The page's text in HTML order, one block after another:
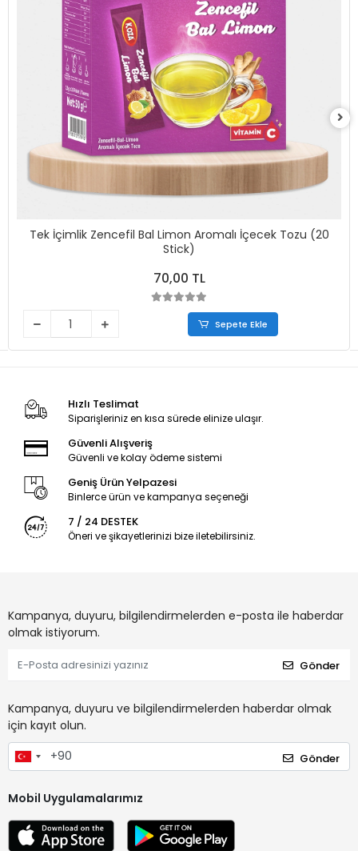
Tek İçimlik Zencefil Bal Limon Aromalı İçecek Tozu (20
Stick)
70,00 TL
Sepete Ekle
Hızlı Teslimat
Siparişleriniz en kısa sürede elinize ulaşır.
Güvenli Alışveriş
Güvenli ve kolay ödeme sistemi
Geniş Ürün Yelpazesi
Binlerce ürün ve kampanya seçeneği
7 / 24 DESTEK
Öneri ve şikayetlerinizi bize iletebilirsiniz.
Kampanya, duyuru, bilgilendirmelerden e-posta ile haberdar
olmak istiyorum.
Gönder
Kampanya, duyuru ve bilgilendirmelerden haberdar olmak
için kayıt olun.
Gönder
Mobil Uygulamalarımız